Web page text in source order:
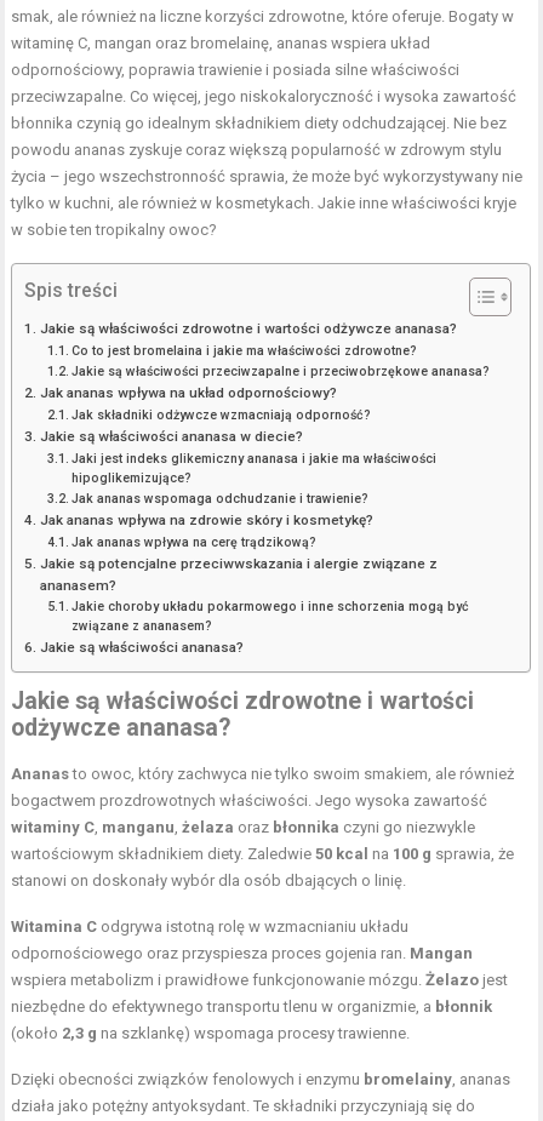
smak, ale również na liczne korzyści zdrowotne, które oferuje. Bogaty w
witaminę C, mangan oraz bromelainę, ananas wspiera układ
odpornościowy, poprawia trawienie i posiada silne właściwości
przeciwzapalne. Co więcej, jego niskokaloryczność i wysoka zawartość
błonnika czynią go idealnym składnikiem diety odchudzającej. Nie bez
powodu ananas zyskuje coraz większą popularność w zdrowym stylu
życia – jego wszechstronność sprawia, że może być wykorzystywany nie
tylko w kuchni, ale również w kosmetykach. Jakie inne właściwości kryje
w sobie ten tropikalny owoc?
Spis treści
Jakie są właściwości zdrowotne i wartości odżywcze ananasa?
Co to jest bromelaina i jakie ma właściwości zdrowotne?
Jakie są właściwości przeciwzapalne i przeciwobrzękowe ananasa?
Jak ananas wpływa na układ odpornościowy?
Jak składniki odżywcze wzmacniają odporność?
Jakie są właściwości ananasa w diecie?
Jaki jest indeks glikemiczny ananasa i jakie ma właściwości
hipoglikemizujące?
Jak ananas wspomaga odchudzanie i trawienie?
Jak ananas wpływa na zdrowie skóry i kosmetykę?
Jak ananas wpływa na cerę trądzikową?
Jakie są potencjalne przeciwwskazania i alergie związane z
ananasem?
Jakie choroby układu pokarmowego i inne schorzenia mogą być
związane z ananasem?
Jakie są właściwości ananasa?
Jakie są właściwości zdrowotne i wartości
odżywcze ananasa?
Ananasto owoc, który zachwyca nie tylko swoim smakiem, ale również
bogactwem prozdrowotnych właściwości. Jego wysoka zawartość
witaminy C manganu ,żelaza oraz błonnika czyni go niezwykle
wartościowym składnikiem diety. Zaledwie50 kcal na 100 g sprawia, że
stanowi on doskonały wybór dla osób dbających o linię.
Witamina C odgrywa istotną rolę w wzmacnianiu układu
odpornościowego oraz przyspiesza proces gojenia ran. Mangan
wspiera metabolizm i prawidłowe funkcjonowanie mózgu.Żelazo jest
niezbędne do efektywnego transportu tlenu w organizmie, a błonnik
(około 2,3 g na szklankę) wspomaga procesy trawienne.
Dzięki obecności związków fenolowych i enzymu bromelainy , ananas
działa jako potężny antyoksydant. Te składniki przyczyniają się do